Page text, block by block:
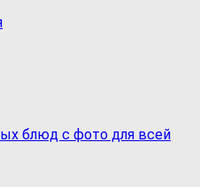
блюд с фото для всей